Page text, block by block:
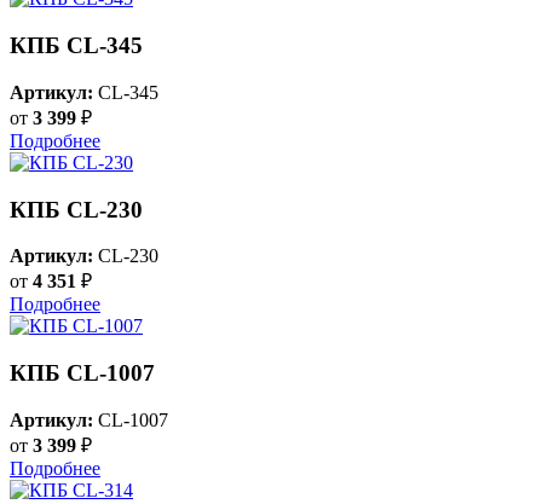
КПБ CL-345
Артикул: CL-345
от 3 399 ₽
Подробнее
КПБ CL-230
Артикул: CL-230
от 4 351 ₽
Подробнее
КПБ CL-1007
Артикул: CL-1007
от 3 399 ₽
Подробнее